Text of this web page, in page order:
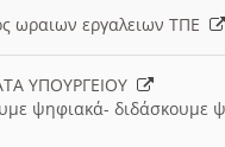
ωραιων εργαλειων ΤΠΕ
ΥΠΟΥΡΓΕΙΟΥ
ψηφιακά- διδάσκουμε